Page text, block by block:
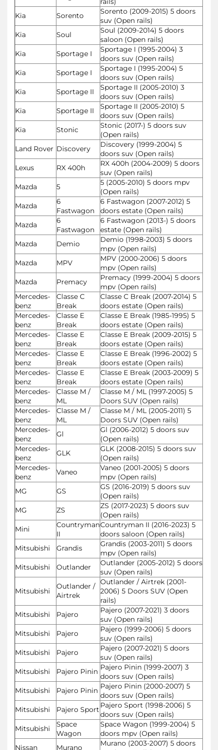
Kia
Sorento
Sorento (2009-2015) 5 doors
suv (Open rails)
Kia
Soul
Soul (2009-2014) 5 doors
saloon (Open rails)
Kia
Sportage I
Sportage I (1995-2004) 3
doors suv (Open rails)
Kia
Sportage I
Sportage I (1995-2004) 5
doors suv (Open rails)
Kia
Sportage II
Sportage II (2005-2010) 3
doors suv (Open rails)
Kia
Sportage II
Sportage II (2005-2010) 5
doors suv (Open rails)
Kia
Stonic
Stonic (2017-) 5 doors suv
(Open rails)
Land Rover Discovery
Discovery (1999-2004) 5
doors suv (Open rails)
Lexus
RX 400h
RX 400h (2004-2009) 5 doors
suv (Open rails)
Mazda
5
5 (2005-2010) 5 doors mpv
(Open rails)
Mazda
6
Fastwagon
6 Fastwagon (2007-2012) 5
doors estate (Open rails)
Mazda
6
Fastwagon
6 Fastwagon (2013-) 5 doors
estate (Open rails)
Mazda
Demio
Demio (1998-2003) 5 doors
mpv (Open rails)
Mazda
MPV
MPV (2000-2006) 5 doors
mpv (Open rails)
Mazda
Premacy
Premacy (1999-2004) 5 doors
mpv (Open rails)
Mercedes-
benz
Classe C
Break
Classe C Break (2007-2014) 5
doors estate (Open rails)
Mercedes-
benz
Classe E
Break
Classe E Break (1985-1995) 5
doors estate (Open rails)
Mercedes-
benz
Classe E
Break
Classe E Break (2009-2015) 5
doors estate (Open rails)
Mercedes-
benz
Classe E
Break
Classe E Break (1996-2002) 5
doors estate (Open rails)
Mercedes-
benz
Classe E
Break
Classe E Break (2003-2009) 5
doors estate (Open rails)
Mercedes-
benz
Classe M /
ML
Classe M / ML (1997-2005) 5
Doors SUV (Open rails)
Mercedes-
benz
Classe M /
ML
Classe M / ML (2005-2011) 5
Doors SUV (Open rails)
Mercedes-
benz
Gl
Gl (2006-2012) 5 doors suv
(Open rails)
Mercedes-
benz
GLK
GLK (2008-2015) 5 doors suv
(Open rails)
Mercedes-
benz
Vaneo
Vaneo (2001-2005) 5 doors
mpv (Open rails)
MG
GS
GS (2016-2019) 5 doors suv
(Open rails)
MG
ZS
ZS (2017-2023) 5 doors suv
(Open rails)
Mini
Countryman
II
Countryman II (2016-2023) 5
doors saloon (Open rails)
Mitsubishi
Grandis
Grandis (2003-2011) 5 doors
mpv (Open rails)
Mitsubishi
Outlander
Outlander (2005-2012) 5 doors
suv (Open rails)
Mitsubishi
Outlander /
Airtrek
Outlander / Airtrek (2001-
2006) 5 Doors SUV (Open
rails)
Mitsubishi
Pajero
Pajero (2007-2021) 3 doors
suv (Open rails)
Mitsubishi
Pajero
Pajero (1999-2006) 5 doors
suv (Open rails)
Mitsubishi
Pajero
Pajero (2007-2021) 5 doors
suv (Open rails)
Mitsubishi
Pajero Pinin Pajero Pinin (1999-2007) 3
doors suv (Open rails)
Mitsubishi
Pajero Pinin Pajero Pinin (2000-2007) 5
doors suv (Open rails)
Mitsubishi
Pajero Sport Pajero Sport (1998-2006) 5
doors suv (Open rails)
Mitsubishi
Space
Wagon
Space Wagon (1999-2004) 5
doors mpv (Open rails)
Nissan
Murano
Murano (2003-2007) 5 doors